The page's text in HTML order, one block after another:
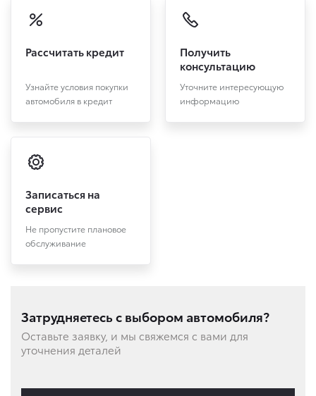
Рассчитать кредит
Узнайте условия покупки
автомобиля в кредит
Получить
консультацию
Уточните интересующую
информацию
Записаться на
сервис
Не пропустите плановое
обслуживание
Затрудняетесь с выбором автомобиля?
Оставьте заявку, и мы свяжемся с вами для
уточнения деталей